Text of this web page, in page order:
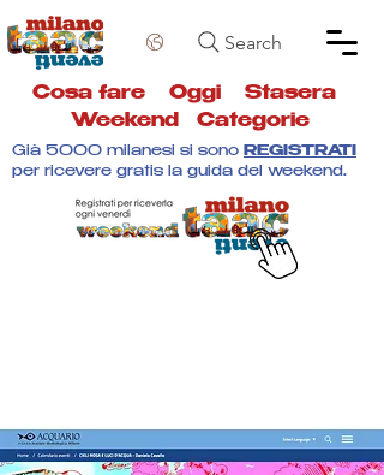
Search
Cosa fare Oggi Stasera
Weekend
Categorie
Già 5000 milanesi si sono REGISTRATI
per ricevere gratis la guida del weekend.